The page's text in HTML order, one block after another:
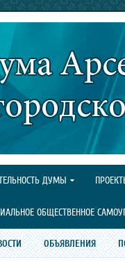
ДУМЫ
ОБЩЕСТВЕННОЕ
ОБЪЯВЛЕНИЯ